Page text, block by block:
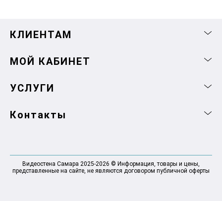
КЛИЕНТАМ
МОЙ КАБИНЕТ
УСЛУГИ
Контакты
Видеостена Самара 2025-2026 © Информация, товары и цены,
представленные на сайте, не являются договором публичной оферты